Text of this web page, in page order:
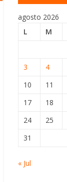
agosto 2026
L
M
3
4
10
11
17
18
24
25
31
« Jul